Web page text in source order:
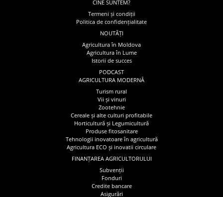
CINE SUNTEM?
Termeni și condiții
Politica de confidențialitate
NOUTĂȚI
Agricultura în Moldova
Agricultura în Lume
Istorii de succes
PODCAST
AGRICULTURA MODERNĂ
Turism rural
Vii și vinuri
Zootehnie
Cereale și alte culturi profitabile
Horticultură și Legumicultură
Produse fitosanitare
Tehnologii inovatoare în agricultură
Agricultura ECO și inovatii circulare
FINANȚAREA AGRICULTORULUI
Subvenții
Fonduri
Credite bancare
Asigurări